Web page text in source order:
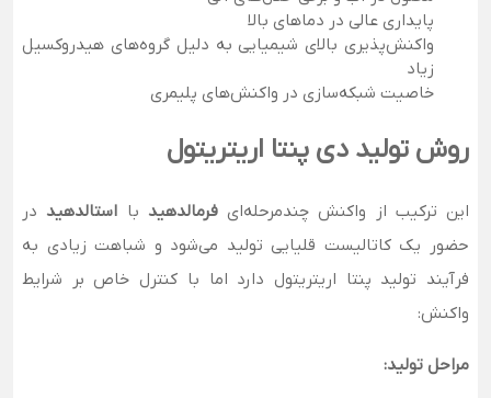
پایداری عالی در دماهای بالا
واکنش‌پذیری بالای شیمیایی به دلیل گروه‌های هیدروکسیل
زیاد
خاصیت شبکه‌سازی در واکنش‌های پلیمری
روش تولید دی‌ پنتا اریتریتول
این ترکیب از واکنش چندمرحله‌ای فرمالدهید با استالدهید در
حضور یک کاتالیست قلیایی تولید می‌شود و شباهت زیادی به
فرآیند تولید پنتا اریتریتول دارد اما با کنترل خاص بر شرایط
واکنش:
مراحل تولید: